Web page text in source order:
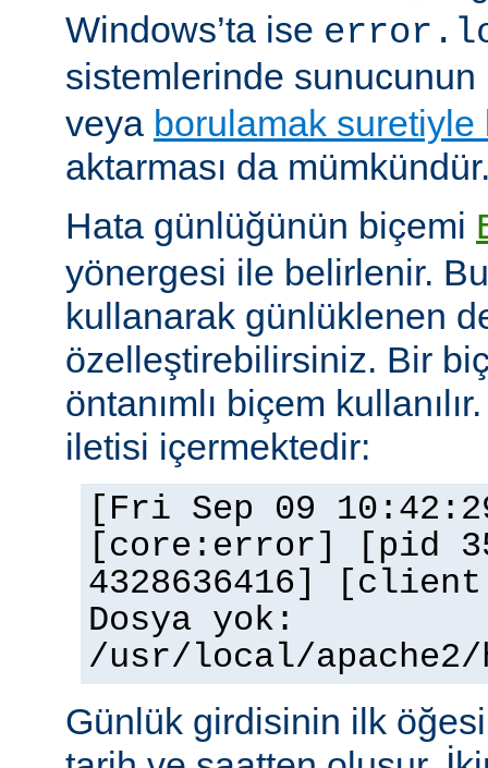
Windows’ta ise
sistemlerinde sunucunun
veya borulamak
aktarması da
Hata günlüğünün biçemi
yönergesi ile belirlenir.
kullanarak günlüklenen
özelleştirebilirsiniz. Bir
öntanımlı biçem
iletisi içermektedir:
[Fri Sep 09
[core:error] [pid
4328636416]
Dosya yok:
/usr/local/
Günlük girdisinin ilk öğesi